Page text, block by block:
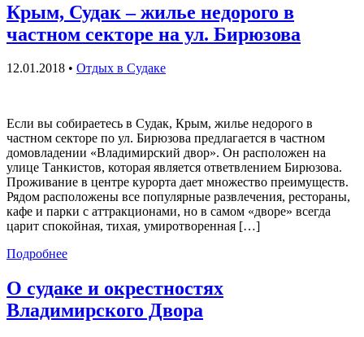
Крым, Судак – жилье недорого в
частном секторе на ул. Бирюзова
12.01.2018 • Отдых в Судаке
Если вы собираетесь в Судак, Крым, жилье недорого в
частном секторе по ул. Бирюзова предлагается в частном
домовладении «Владимирский двор». Он расположен на
улице Танкистов, которая является ответвлением Бирюзова.
Проживание в центре курорта дает множество преимуществ.
Рядом расположены все популярные развлечения, рестораны,
кафе и парки с аттракционами, но в самом «дворе» всегда
царит спокойная, тихая, умиротворенная […]
Подробнее
О судаке и окрестностях
Владимирского Двора